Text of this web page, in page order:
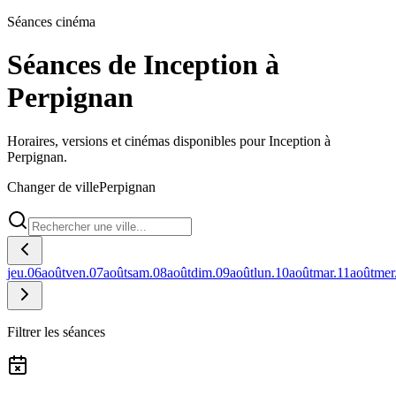
Séances cinéma
Séances de Inception à
Perpignan
Horaires, versions et cinémas disponibles pour Inception à
Perpignan.
Changer de villePerpignan
jeu.06aoûtven.07aoûtsam.08aoûtdim.09aoûtlun.10aoûtmar.11août
Filtrer les séances